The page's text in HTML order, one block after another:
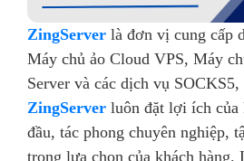
ZingServer là đơn vị cung cấp
Máy chủ ảo Cloud VPS, Máy
Server và các dịch vụ
ZingServer luôn đặt lợi ích của
đầu, tác phong chuyên nghiệp,
trọng lựa chọn của khách hàng.